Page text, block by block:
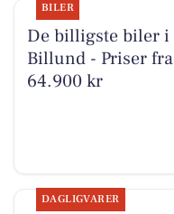
BILER
De billigste biler i
Billund - Priser fra
64.900 kr
DAGLIGVARER